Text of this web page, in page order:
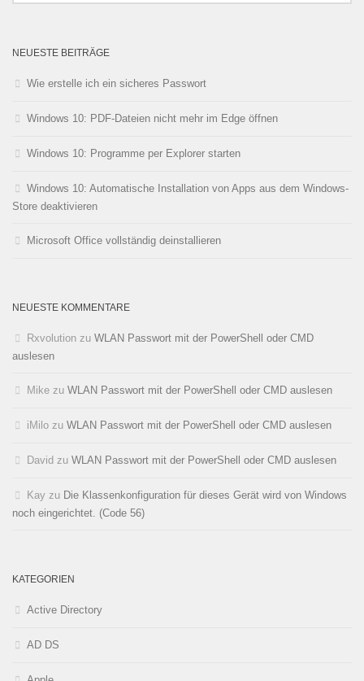
NEUESTE BEITRÄGE
Wie erstelle ich ein sicheres Passwort
Windows 10: PDF-Dateien nicht mehr im Edge öffnen
Windows 10: Programme per Explorer starten
Windows 10: Automatische Installation von Apps aus dem Windows-
Store deaktivieren
Microsoft Office vollständig deinstallieren
NEUESTE KOMMENTARE
Rxvolution zu WLAN Passwort mit der PowerShell oder CMD
auslesen
Mike zu WLAN Passwort mit der PowerShell oder CMD auslesen
iMilo zu WLAN Passwort mit der PowerShell oder CMD auslesen
David zu WLAN Passwort mit der PowerShell oder CMD auslesen
Kay zu Die Klassenkonfiguration für dieses Gerät wird von Windows
noch eingerichtet. (Code 56)
KATEGORIEN
Active Directory
AD DS